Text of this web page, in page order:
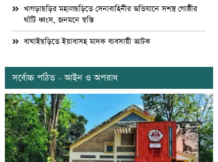
খাগড়াছড়ির মহালছড়িতে সেনাবাহিনীর অভিযানে সশস্ত্র গোষ্ঠীর
ঘাঁটি ধ্বংস, জনমনে স্বস্তি
বাঘাইছড়িতে ইয়াবাসহ মাদক ব্যবসায়ী আটক
সর্বোচ্চ পঠিত - আইন ও অপরাধ